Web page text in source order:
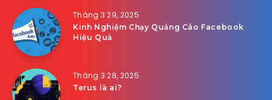
Tháng 3 29, 2025
Kinh Nghiệm Chạy Quảng Cáo Facebook
Hiệu Quả
Tháng 3 28, 2025
Terus là ai?